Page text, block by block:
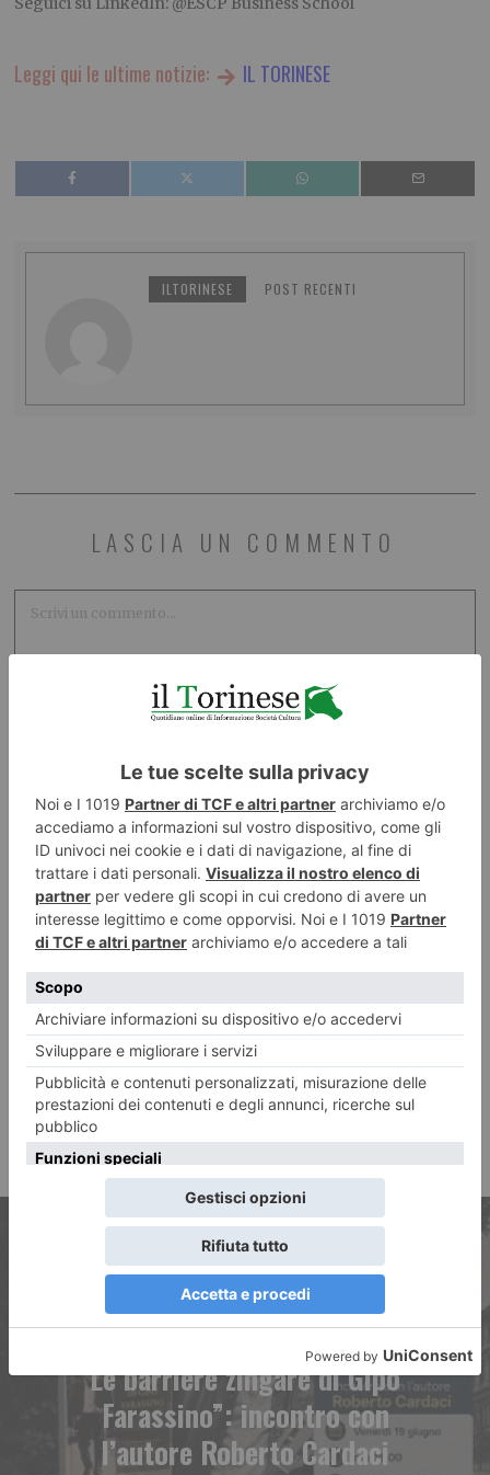
Leggi qui le ultime notizie: IL TORINESE
ILTORINESE POST RECENTI
LASCIA UN COMMENTO
ARTICOLO PRECEDENTE
Le barriere zingare di Gipo
Farassino”: incontro con
l’autore Roberto Cardaci